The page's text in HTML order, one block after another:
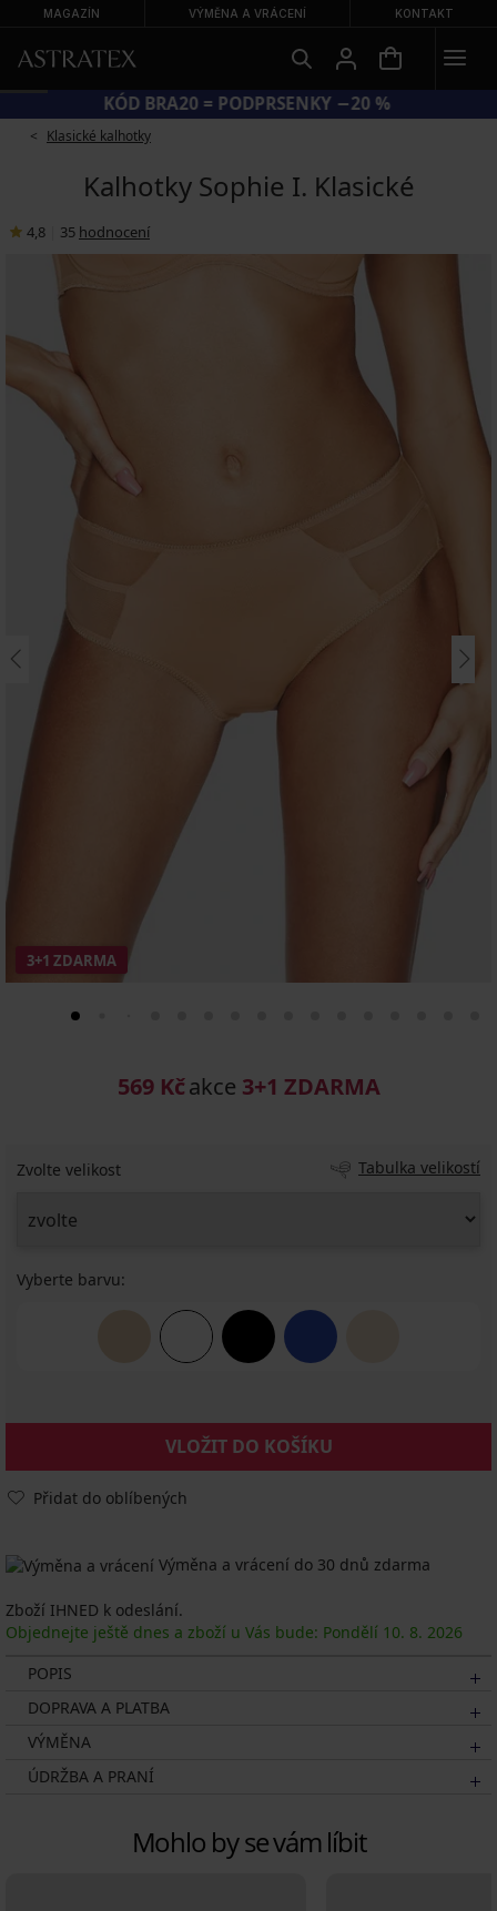
MAGAZÍN VÝMĚNA A VRÁCENÍ KONTAKT
KÓD BRA20 = PODPRSENKY −20 %
Klasické kalhotky
Kalhotky Sophie I. Klasické
4,8 35 hodnocení
3+1 ZDARMA
569 Kčakce 3+1 ZDARMA
Zvolte velikost Tabulka velikostí
Vyberte barvu:
VLOŽIT DO KOŠÍKU
Přidat do oblíbených
Výměna a vrácení do 30 dnů zdarma
Zboží IHNED k odeslání.
Objednejte ještě dnes a zboží u Vás bude: Pondělí 10. 8. 2026
POPIS
DOPRAVA A PLATBA
VÝMĚNA
ÚDRŽBA A PRANÍ
Mohlo by se vám líbit